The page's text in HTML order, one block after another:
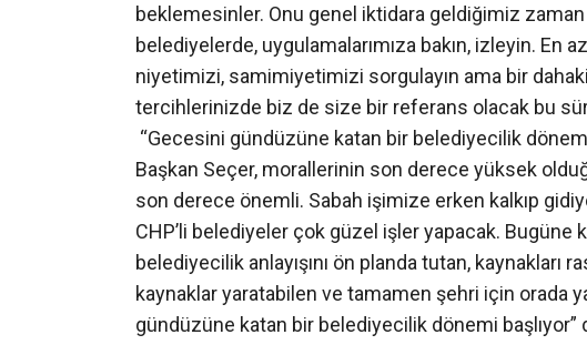
beklemesinler. Onu genel iktidara geldiğimiz
belediyelerde, uygulamalarımıza bakın, izleyin. En
niyetimizi, samimiyetimizi sorgulayın ama bir
tercihlerinizde biz de size bir referans olacak bu
“Gecesini gündüzüne katan bir belediyecilik
Başkan Seçer, morallerinin son derece yüksek
son derece önemli. Sabah işimize erken kalkıp
CHP’li belediyeler çok güzel işler yapacak.
belediyecilik anlayışını ön planda tutan, kaynakları
kaynaklar yaratabilen ve tamamen şehri için orada
gündüzüne katan bir belediyecilik dönemi başlıyor”